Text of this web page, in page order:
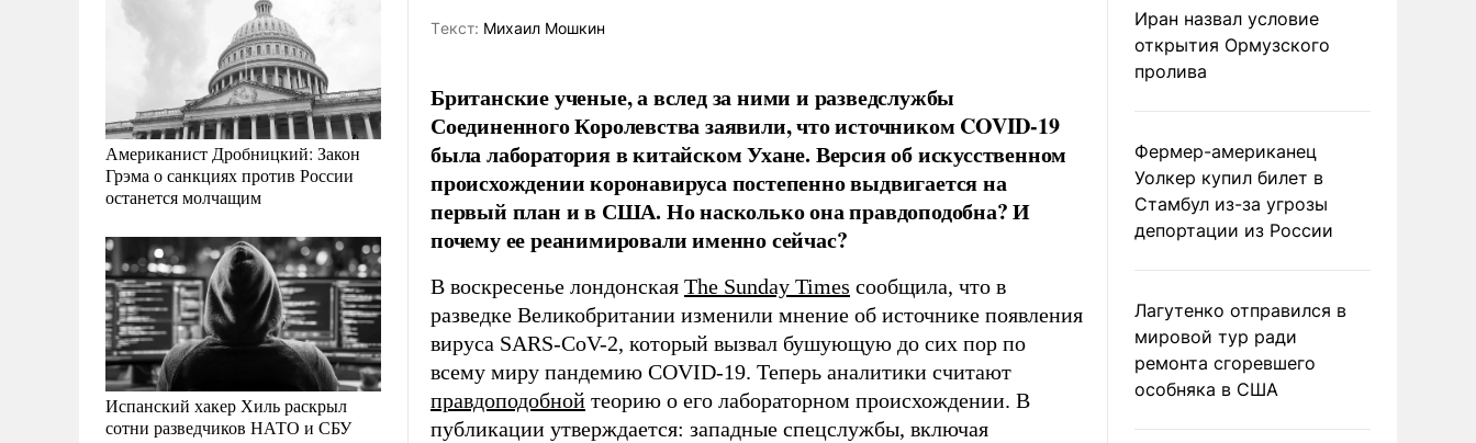
Американист Дробницкий: Закон
Грэма о санкциях против России
останется молчащим
Испанский хакер Хиль раскрыл
сотни разведчиков НАТО и СБУ
Tекст: Михаил Мошкин
Британские ученые, а вслед за ними и разведслужбы
Соединенного Королевства заявили, что источником COVID-19
была лаборатория в китайском Ухане. Версия об искусственном
происхождении коронавируса постепенно выдвигается на
первый план и в США. Но насколько она правдоподобна? И
почему ее реанимировали именно сейчас?
В воскресенье лондонская The Sunday Times сообщила, что в
разведке Великобритании изменили мнение об источнике появления
вируса SARS-CoV-2, который вызвал бушующую до сих пор по
всему миру пандемию COVID-19. Теперь аналитики считают
правдоподобной теорию о его лабораторном происхождении. В
публикации утверждается: западные спецслужбы, включая
Иран назвал условие
открытия Ормузского
пролива
Фермер-американец
Уолкер купил билет в
Стамбул из-за угрозы
депортации из России
Лагутенко отправился в
мировой тур ради
ремонта сгоревшего
особняка в США